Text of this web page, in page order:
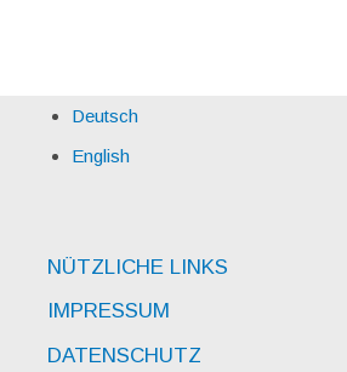
Deutsch
English
NÜTZLICHE LINKS
IMPRESSUM
DATENSCHUTZ